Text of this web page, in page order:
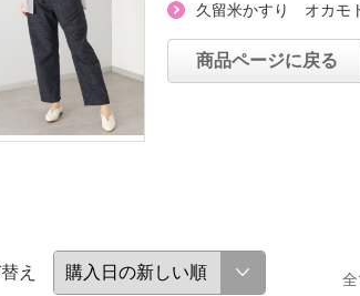
久留米かすり オカモ
商品ページに戻る
え